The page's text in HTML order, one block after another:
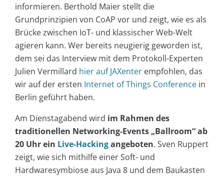
informieren. Berthold Maier stellt die
Grundprinzipien von CoAP vor und zeigt, wie es als
Brücke zwischen IoT- und klassischer Web-Welt
agieren kann. Wer bereits neugierig geworden ist,
dem sei das Interview mit dem Protokoll-Experten
Julien Vermillard hier auf JAXenter empfohlen, das
wir auf der ersten Internet of Things Conference in
Berlin geführt haben.
Am Dienstagabend wird im Rahmen des
traditionellen Networking-Events „Ballroom“ ab
20 Uhr ein Live-Hackingangeboten. Sven Ruppert
zeigt, wie sich mithilfe einer Soft- und
Hardwaresymbiose aus Java 8 und dem Baukasten